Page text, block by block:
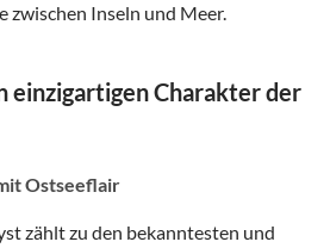
zwischen Inseln und Meer.
einzigartigen Charakter der
Ostseeflair
zählt zu den bekanntesten und